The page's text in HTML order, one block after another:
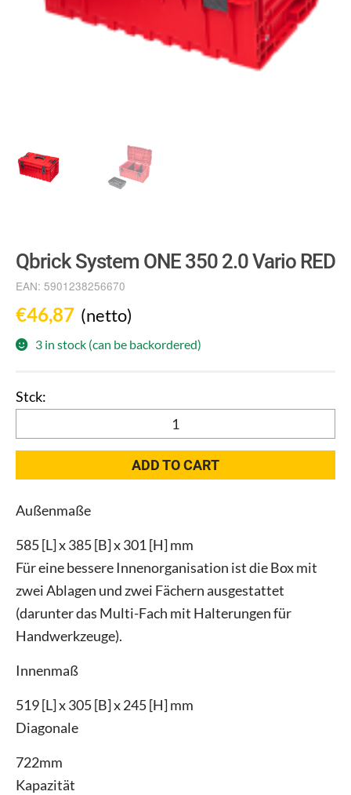
Qbrick System ONE 350 2.0 Vario RED
EAN: 5901238256670
€46,87 (netto)
3 in stock (can be backordered)
System
350
Vario
RED
quantity
ADD TO CART
Außenmaße
585 [L] x 385 [B] x 301 [H] mm
Für eine bessere Innenorganisation ist die Box mit
zwei Ablagen und zwei Fächern ausgestattet
(darunter das Multi-Fach mit Halterungen für
Handwerkzeuge).
Innenmaß
519 [L] x 305 [B] x 245 [H] mm
Diagonale
722mm
Kapazität